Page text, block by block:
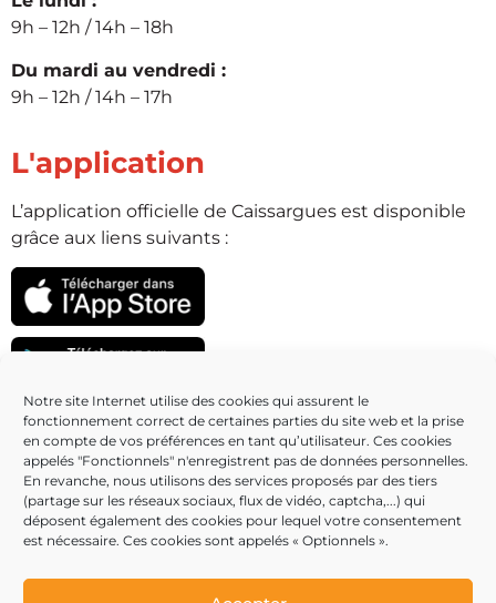
Notre site Internet utilise des cookies qui assurent le
fonctionnement correct de certaines parties du site web et la prise
en compte de vos préférences en tant qu’utilisateur. Ces cookies
appelés "Fonctionnels" n'enregistrent pas de données personnelles.
En revanche, nous utilisons des services proposés par des tiers
(partage sur les réseaux sociaux, flux de vidéo, captcha,...) qui
déposent également des cookies pour lequel votre consentement
est nécessaire. Ces cookies sont appelés « Optionnels ».
9h – 12h / 14h – 18h
Du mardi au vendredi :
9h – 12h / 14h – 17h
L'application
L’application officielle de Caissargues est disponible
grâce aux liens suivants :
Partenaires